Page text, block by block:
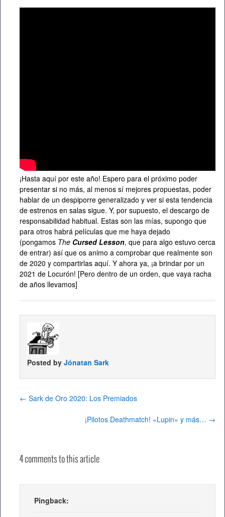
¡Hasta aquí por este año! Espero para el próximo poder
presentar si no más, al menos sí mejores propuestas, poder
hablar de un despiporre generalizado y ver si esta tendencia
de estrenos en salas sigue. Y, por supuesto, el descargo de
responsabilidad habitual. Estas son las mías, supongo que
para otros habrá películas que me haya dejado
(pongamos The Cursed Lesson, que para algo estuvo cerca
de entrar) así que os animo a comprobar que realmente son
de 2020 y compartirlas aquí. Y ahora ya, ¡a brindar por un
2021 de Locurón! [Pero dentro de un orden, que vaya racha
de años llevamos]
Posted by Jónatan Sark
← Sark de Oro 2020: Los Premiados
¡Pilotos Deathmatch! «Lupin» y más… →
4 comments to this article
Pingback: